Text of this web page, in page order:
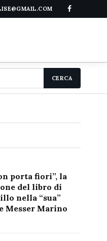
CERCA
porta fiori”, la
del libro di
nella “sua”
Messer Marino